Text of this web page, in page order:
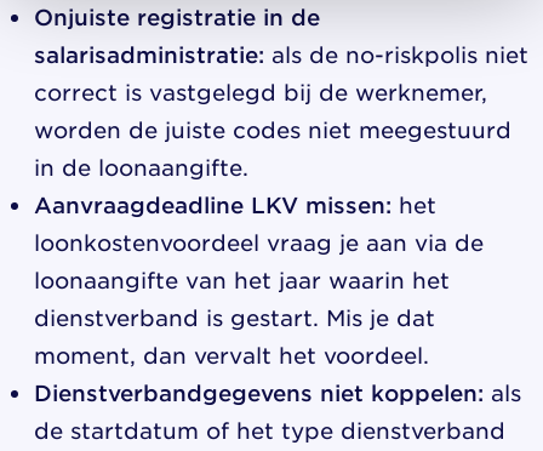
Onjuiste registratie in de
salarisadministratie: als de no-riskpolis niet
correct is vastgelegd bij de werknemer,
worden de juiste codes niet meegestuurd
in de loonaangifte.
Aanvraagdeadline LKV missen: het
loonkostenvoordeel vraag je aan via de
loonaangifte van het jaar waarin het
dienstverband is gestart. Mis je dat
moment, dan vervalt het voordeel.
Dienstverbandgegevens niet koppelen: als
de startdatum of het type dienstverband